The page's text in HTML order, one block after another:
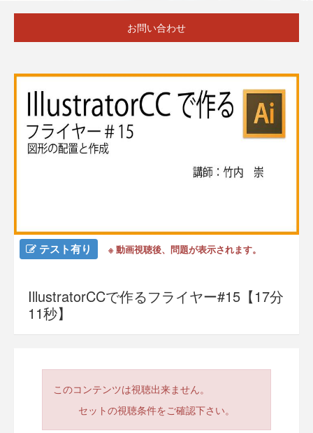
お問い合わせ
テスト有り ※ 動画視聴後、問題が表示されます。
IllustratorCCで作るフライヤー#15【17分
11秒】
このコンテンツは視聴出来ません。
セットの視聴条件をご確認下さい。